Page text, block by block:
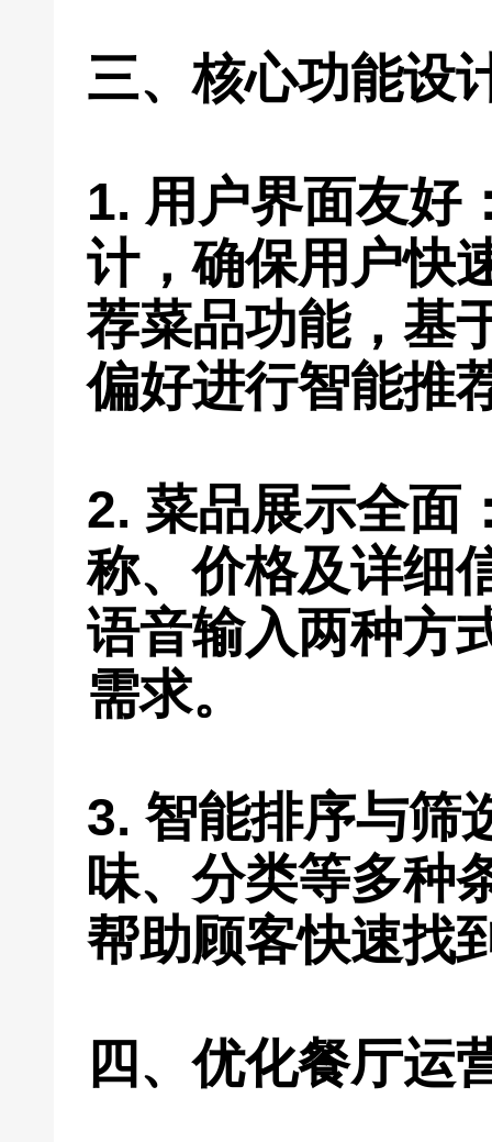
三、核心功能设
1. 用户界面友好
计，确保用户快
荐菜品功能，基
偏好进行智能推
2. 菜品展示全面
称、价格及详细
语音输入两种方
需求。
3. 智能排序与筛
味、分类等多种
帮助顾客快速找
四、优化餐厅运